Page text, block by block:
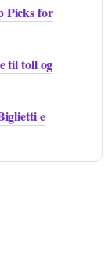
Picks for
til toll og
e